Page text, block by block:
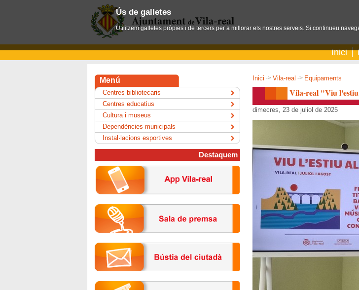
Inici
Inici -> Vila-real -> Equipaments
Vila-real "Viu l'estiu
dimecres, 23 de juliol de 2025
Menú
Centres bibliotecaris
Centres educatius
Cultura i museus
Dependències municipals
Instal·lacions esportives
Destaquem
Ús de galletes
Utilitzem galletes pròpies i de tercers per a millorar els nostres serveis. Si continueu